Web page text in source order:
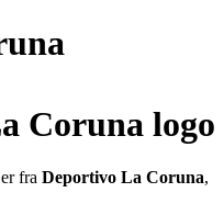
fra Deportivo La Coruna,